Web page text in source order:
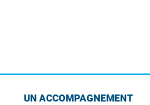
UN ACCOMPAGNEMENT